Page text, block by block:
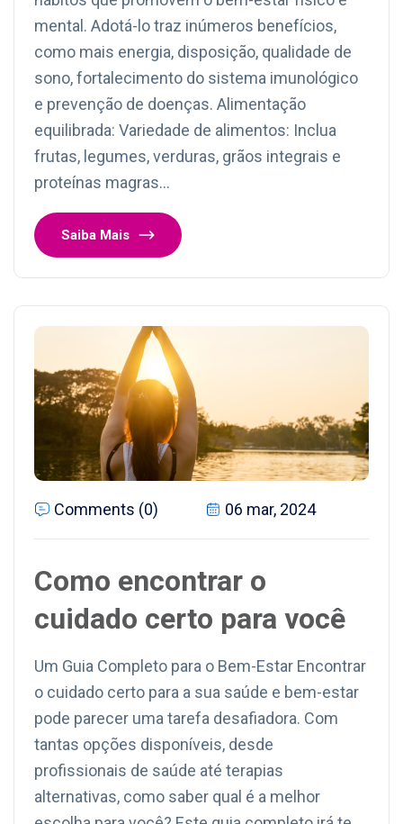
mental. Adotá-lo traz inúmeros benefícios,
como mais energia, disposição, qualidade de
sono, fortalecimento do sistema imunológico
e prevenção de doenças. Alimentação
equilibrada: Variedade de alimentos: Inclua
frutas, legumes, verduras, grãos integrais e
proteínas magras…
Saiba Mais
Comments (0) 06 mar, 2024
Como encontrar o
cuidado certo para você
Um Guia Completo para o Bem-Estar Encontrar
o cuidado certo para a sua saúde e bem-estar
pode parecer uma tarefa desafiadora. Com
tantas opções disponíveis, desde
profissionais de saúde até terapias
alternativas, como saber qual é a melhor